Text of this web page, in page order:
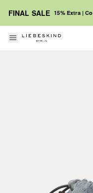
FINAL SALE 15% Extra |